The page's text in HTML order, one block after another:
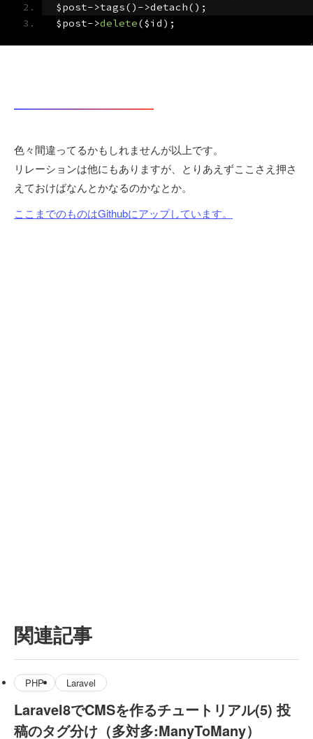
$post->tags()->detach();
$post->delete($id );
色々間違ってるかもしれませんが以上です。
リレーションは他にもありますが、とりあえずここさえ押さ
えておけばなんとかなるのかなとか。
ここまでのものはGithubにアップしています。
関連記事
PHP Laravel
Laravel8でCMSを作るチュートリアル(5) 投
稿のタグ分け（多対多:ManyToMany）